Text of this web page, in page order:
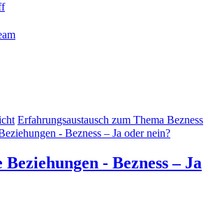
Erfahrungsaustausch zum Thema Bezness
- Bezness – Ja oder nein?
- Bezness – Ja